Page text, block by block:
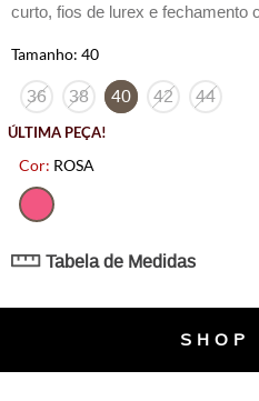
curto, fios de lurex e fechamento
ÚLTIMA PEÇA!
ROSA
40
36 38 40 42 44
Tabela de Medidas
SHOP